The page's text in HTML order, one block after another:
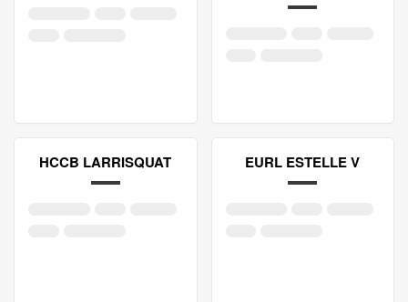
HCCB LARRISQUAT EURL ESTELLE V